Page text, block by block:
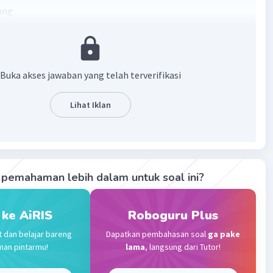
Balas
Level 79
2023 00:31
warga dan seluruh masyarakat
10:03
terverifikasi
masyarakat
(0 Balas
A Level 29
Buka akses jawaban yang telah terverifikasi
Lihat Iklan
lebih dalam untuk soal ini?
AiRIS
dan belajar bareng
pintarmu!
Roboguru Plus
Dapatkan pembahasan soal ga pake
lama, langsung dari Tutor!